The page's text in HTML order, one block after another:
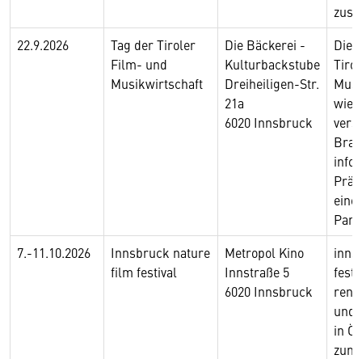
22.9.2026
Tag der Tiroler
Film- und
Musikwirtschaft
Die Bäckerei -
Kulturbackstube
Dreiheiligen-Str.
21a
6020 Innsbruck
Die
7.-11.10.2026
Innsbruck nature
film festival
Metropol Kino
Innstraße 5
6020 Innsbruck
und
in
zum